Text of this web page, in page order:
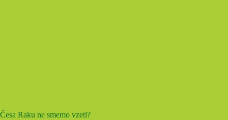
Česa Raku ne smemo vzeti?